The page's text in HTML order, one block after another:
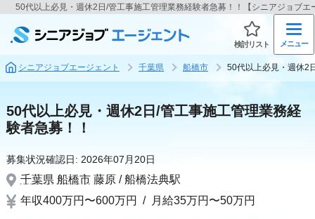
50代以上必見・週休2日/管工事施工管理業務経験者急募！！【シニアジョブエ
検討リスト メニュー
シニアジョブエージェント 千葉県 船橋市 50代以上必見・週休2
50代以上必見・週休2日/管工事施工管理業務経
験者急募！！
募集状況確認日: 2026年07月20日
千葉県 船橋市 藤原 / 船橋法典駅
年収400万円〜600万円
/ 月給35万円〜50万円